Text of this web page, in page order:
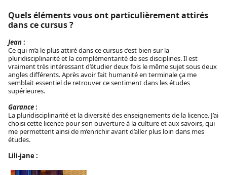
Quels éléments vous ont particulièrement attirés
dans ce cursus ?
Jean:
Ce qui m’a le plus attiré dans ce cursus c’est bien sur la
pluridisciplinarité et la complémentarité de ses disciplines. Il est
vraiment très intéressant d’étudier deux fois le même sujet sous deux
angles différents. Après avoir fait humanité en terminale ça me
semblait essentiel de retrouver ce sentiment dans les études
supérieures.
Garance:
La pluridisciplinarité et la diversité des enseignements de la licence. J’ai
choisi cette licence pour son ouverture à la culture et aux savoirs, qui
me permettent ainsi de m’enrichir avant d’aller plus loin dans mes
études.
Lili-jane :